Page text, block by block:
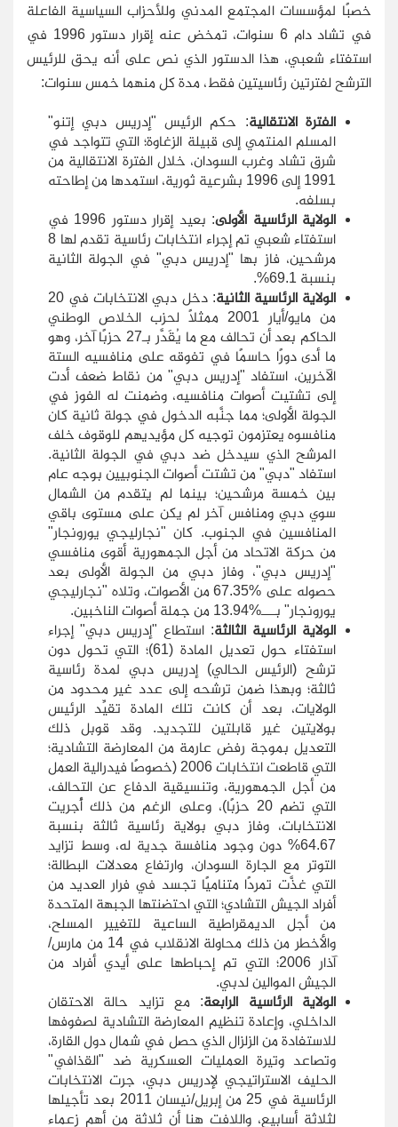
خصبًا لمؤسسات المجتمع المدني وللأحزاب السياسية الفاعلة
في تشاد دام 6 سنوات، تمخض عنه إقرار دستور 1996 في
استفتاء شعبي، هذا الدستور الذي نص على أنه يحق للرئيس
الترشح لفترتين رئاسيتين فقط، مدة كل منهما خمس سنوات:
الفترة الانتقالية: حكم الرئيس "إدريس دبي إتنو"
المسلم المنتمي إلى قبيلة الزغاوة؛ التي تتواجد في
شرق تشاد وغرب السودان، خلال الفترة الانتقالية من
1991 إلى 1996 بشرعية ثورية، استمدها من إطاحته
بسلفه.
الولاية الرئاسية الأولى
: بعيد إقرار دستور 1996 في
استفتاء شعبي تم إجراء انتخابات رئاسية تقدم لها 8
مرشحين، فاز بها "إدريس دبي" في الجولة الثانية
بنسبة 69.1%.
الولاية الرئاسية الثانية
: دخل دبي الانتخابات في 20
من مايو/أيار 2001 ممثلاً لحزب الخلاص الوطني
الحاكم بعد أن تحالف مع ما يُقَدَّر بـ‏27‏ حزبًا آخر، وهو
ما أدى دورًا حاسمًا في تفوقه على منافسيه الستة
الآخرين، استفاد "إدريس دبي" من نقاط ضعف أدت
إلى تشتيت أصوات منافسيه، وضمنت له الفوز في
الجولة الأولى؛ مما جنَّبه الدخول في جولة ثانية كان
منافسوه يعتزمون توجيه كل مؤيديهم للوقوف خلف
المرشح الذي سيدخل ضد دبي في الجولة الثانية‏.
استفاد "دبي" من تشتت أصوات الجنوبيين بوجه عام
بين خمسة مرشحين؛ بينما لم يتقدم من الشمال
سوي دبي ومنافس آخر لم يكن على مستوى باقي
المنافسين في الجنوب‏. ‏كان "نجارليجي يورونجار"
من حركة الاتحاد من أجل الجمهورية أقوى منافسي
"إدريس دبي"، وفاز دبي من الجولة الأولى بعد
حصوله على ‏67.35%‏ من الأصوات، وتلاه "نجارليجي
يورونجار" بــــ‏13.94%‏ من جملة أصوات الناخبين‏. ‏
الولاية الرئاسية الثالثة: استطاع "إدريس دبي" إجراء
استفتاء حول تعديل المادة (61)؛ التي تحول دون
ترشح (الرئيس الحالي) إدريس دبي لمدة رئاسية
ثالثة؛ وبهذا ضمن ترشحه إلى عدد غير محدود من
الولايات، بعد أن كانت تلك المادة تقيِّد الرئيس
بولايتين غير قابلتين للتجديد. وقد قوبل ذلك
التعديل بموجة رفض عارمة من المعارضة التشادية؛
التي قاطعت انتخابات 2006 (خصوصًا فيدرالية العمل
من أجل الجمهورية، وتنسيقية الدفاع عن التحالف،
التي تضم 20 حزبًا)، وعلى الرغم من ذلك أُجريت
الانتخابات، وفاز دبي بولاية رئاسية ثالثة بنسبة
64.67% دون وجود منافسة جدية له، وسط تزايد
التوتر مع الجارة السودان، وارتفاع معدلات البطالة؛
التي غذَّت تمردًا متناميًا تجسد في فرار العديد من
أفراد الجيش التشادي؛ التي احتضنتها الجبهة المتحدة
من أجل الديمقراطية الساعية للتغيير المسلح،
والأخطر من ذلك محاولة الانقلاب في 14 من مارس/
آذار 2006؛ التي تم إحباطها على أيدي أفراد من
الجيش الموالين لدبي.
الولاية الرئاسية الرابعة: مع تزايد حالة الاحتقان
الداخلي، وإعادة تنظيم المعارضة التشادية لصفوفها
للاستفادة من الزلزال الذي حصل في شمال دول القارة،
وتصاعد وتيرة العمليات العسكرية ضد "القذافي"
الحليف الاستراتيجي لإدريس دبي، جرت الانتخابات
الرئاسية في 25 من إبريل/نيسان 2011 بعد تأجيلها
لثلاثة أسابيع، واللافت هنا أن ثلاثة من أهم زعماء